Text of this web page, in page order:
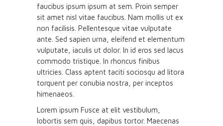
faucibus ipsum ipsum at sem. Proin semper
sit amet nisl vitae faucibus. Nam mollis ut ex
non facilisis. Pellentesque vitae vulputate
ante. Sed sapien urna, eleifend et elementum
vulputate, iaculis ut dolor. In id eros sed lacus
commodo tristique. In rhoncus finibus
ultricies. Class aptent taciti sociosqu ad litora
torquent per conubia nostra, per inceptos
himenaeos.
Lorem ipsum Fusce at elit vestibulum,
lobortis sem quis, dapibus tortor. Maecenas